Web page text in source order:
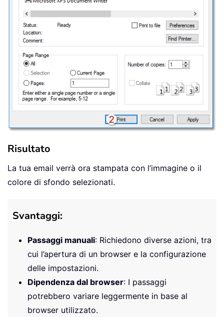
Risultato
La tua email verrà ora stampata con l’immagine o il
colore di sfondo selezionati.
Svantaggi:
Passaggi manuali: Richiedono diverse azioni, tra
cui l’apertura di un browser e la configurazione
delle impostazioni.
Dipendenza dal browser: I passaggi
potrebbero variare leggermente in base al
browser utilizzato.